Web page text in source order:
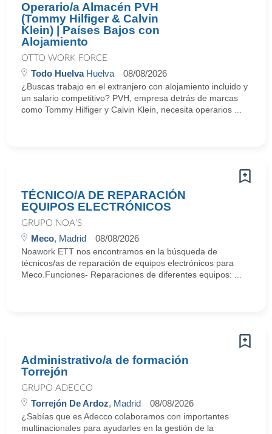
Operario/a Almacén PVH
(Tommy Hilfiger & Calvin
Klein) | Países Bajos con
Alojamiento
OTTO WORK FORCE
Todo HuelvaHuelva 08/08/2026
¿Buscas trabajo en el extranjero con alojamiento incluido y
un salario competitivo? PVH, empresa detrás de marcas
como Tommy Hilfiger y Calvin Klein, necesita operarios ...
TÉCNICO/A DE REPARACIÓN
EQUIPOS ELECTRÓNICOS
GRUPO NOA'S
Meco, Madrid 08/08/2026
Noawork ETT nos encontramos en la búsqueda de
técnicos/as de reparación de equipos electrónicos para
Meco.Funciones- Reparaciones de diferentes equipos: ...
Administrativo/a de formación
Torrejón
GRUPO ADECCO
Torrejón De Ardoz, Madrid 08/08/2026
¿Sabías que es Adecco colaboramos con importantes
multinacionales para ayudarles en la gestión de la